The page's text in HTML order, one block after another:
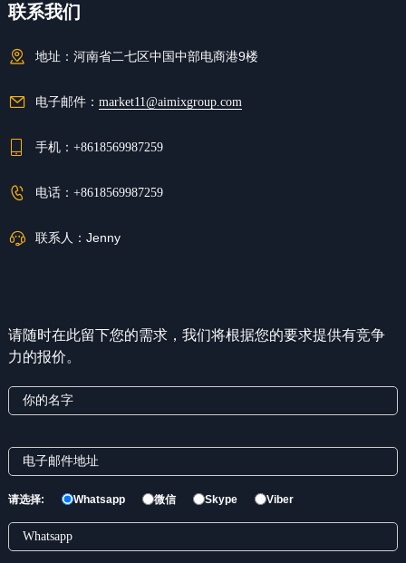
联系我们
地址： 河南省二七区中国中部电商港9楼
电子邮件： market11@aimixgroup.com
手机： +8618569987259
电话： +8618569987259
联系人： Jenny
请随时在此留下您的需求，我们将根据您的要求提供有竞争
力的报价。
请选择: Whatsapp 微信 Skype Viber